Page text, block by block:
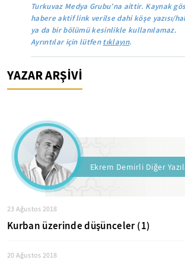
Turkuvaz Medya Grubu’na aittir. Kaynak
habere aktif link verilse dahi köşe yazısı/
ya da bir bölümü kesinlikle kullanılamaz.
Ayrıntılar için lütfentıklayın.
YAZAR ARŞİVİ
Ekrem Demirli Diğer
23 Ağustos 2018
Kurban üzerinde düşünceler (1)
20 Ağustos 2018